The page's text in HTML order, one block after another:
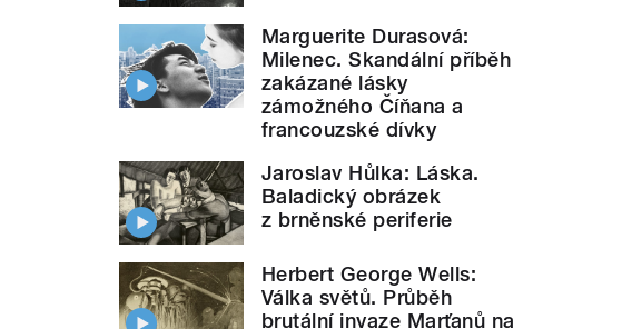
Marguerite Durasová:
Milenec. Skandální příběh
zakázané lásky
zámožného Číňana a
francouzské dívky
Jaroslav Hůlka: Láska.
Baladický obrázek
z brněnské periferie
Herbert George Wells:
Válka světů. Průběh
brutální invaze Marťanů na